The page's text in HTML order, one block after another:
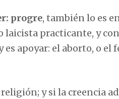
progre, también lo es
laicista practicante, y
apoyar: el aborto, o el
religión; y si la creencia